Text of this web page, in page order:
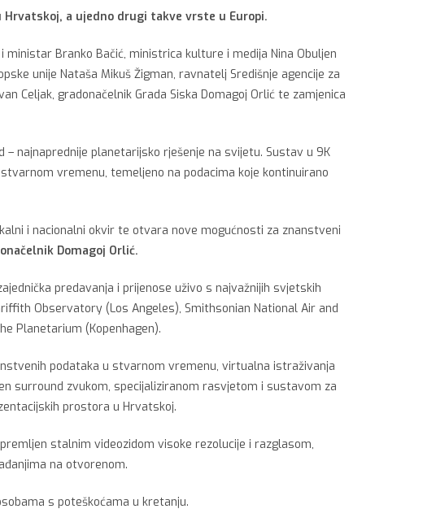
a ujedno drugi takve vrste u Europi.
Branko Bačić, ministrica kulture i medija Nina Obuljen
unije Nataša Mikuš Žigman, ravnatelj Središnje agencije za
Celjak, gradonačelnik Grada Siska Domagoj Orlić te zamjenica
– najnaprednije planetarijsko rješenje na svijetu. Sustav u 9K
vremenu, temeljeno na podacima koje kontinuirano
i nacionalni okvir te otvara nove mogućnosti za znanstveni
Domagoj Orlić.
predavanja i prijenose uživo s najvažnijih svjetskih
Observatory (Los Angeles), Smithsonian National Air and
Planetarium (Kopenhagen).
podataka u stvarnom vremenu, virtualna istraživanja
surround zvukom, specijaliziranom rasvjetom i sustavom za
prostora u Hrvatskoj.
stalnim videozidom visoke rezolucije i razglasom,
na otvorenom.
s poteškoćama u kretanju.